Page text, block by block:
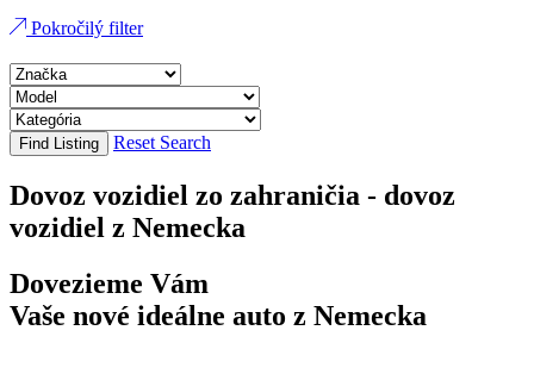
Pokročilý filter
Find Listing Reset Search
Dovoz vozidiel zo zahraničia - dovoz
vozidiel z Nemecka
Dovezieme Vám
Vaše nové ideálne auto z Nemecka